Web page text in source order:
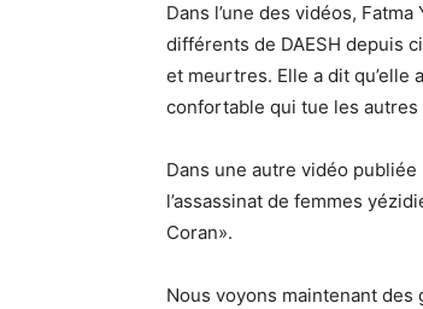
Dans l’une des vidéos,
différents de DAESH depuis
et meurtres. Elle a dit qu’elle
confortable qui tue les autres
Dans une autre vidéo
l’assassinat de femmes
Coran».
Nous voyons maintenant